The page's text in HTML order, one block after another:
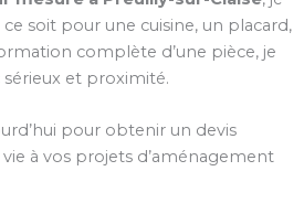
ce soit pour une cuisine, un placard,
complète d’une pièce, je
et proximité.
pour obtenir un devis
à vos projets d’aménagement